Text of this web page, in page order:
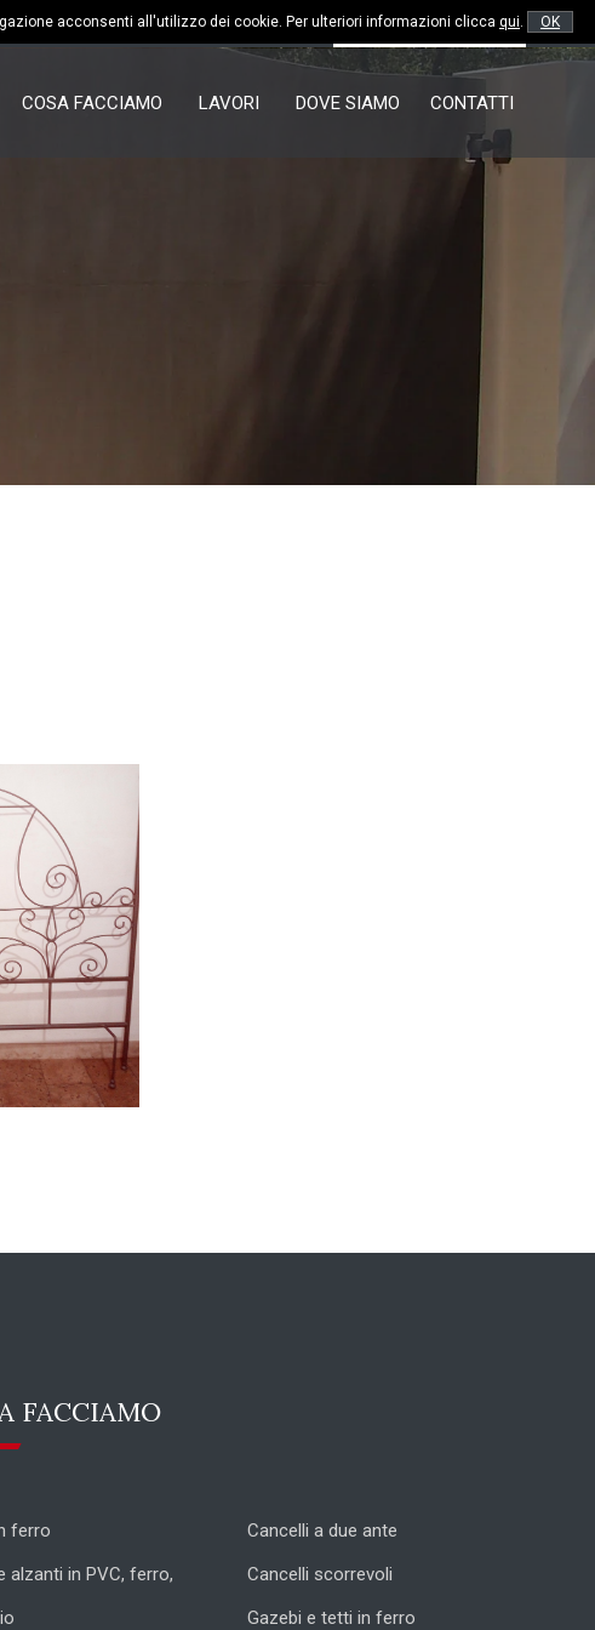
acconsenti all'utilizzo dei cookie. Per ulteriori informazioni clicca qui. OK
0831 380606 smartphone 330 703110 RICHIEDI PREVENTIVO
COSA FACCIAMO LAVORI DOVE SIAMO CONTATTI
FACCIAMO
ferro
alzanti in PVC, ferro,
Cancelli a due ante
Cancelli scorrevoli
Gazebi e tetti in ferro